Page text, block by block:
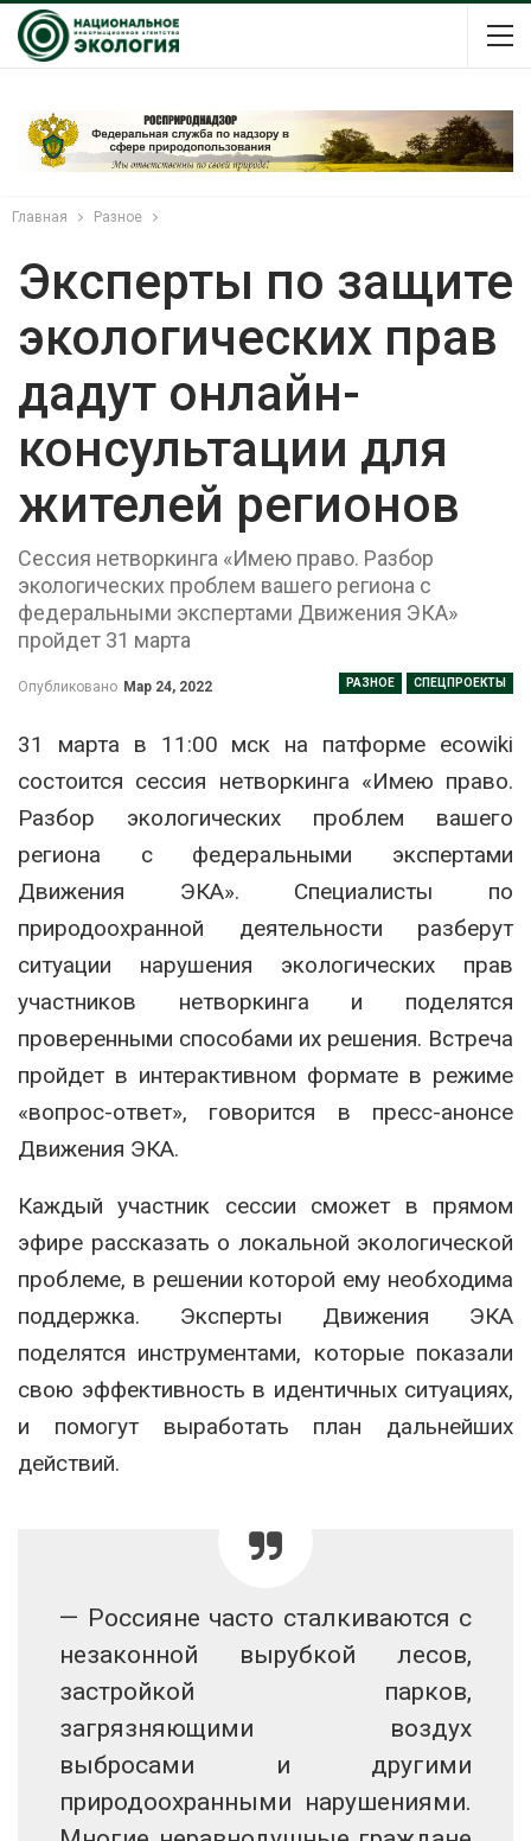
Главная Разное
Эксперты по защите
экологических прав
дадут онлайн-
консультации для
жителей регионов
Сессия нетворкинга «Имею право. Разбор
экологических проблем вашего региона с
федеральными экспертами Движения ЭКА»
пройдет 31 марта
РАЗНОЕ СПЕЦПРОЕКТЫ
Опубликовано Мар 24, 2022
31 марта в 11:00 мск на патформе ecowiki
состоится сессия нетворкинга «Имею право.
Разбор экологических проблем вашего
региона с федеральными экспертами
Движения ЭКА». Специалисты по
природоохранной деятельности разберут
ситуации нарушения экологических прав
участников нетворкинга и поделятся
проверенными способами их решения. Встреча
пройдет в интерактивном формате в режиме
«вопрос-ответ», говорится в пресс-анонсе
Движения ЭКА.
Каждый участник сессии сможет в прямом
эфире рассказать о локальной экологической
проблеме, в решении которой ему необходима
поддержка. Эксперты Движения ЭКА
поделятся инструментами, которые показали
свою эффективность в идентичных ситуациях,
и помогут выработать план дальнейших
действий.
— Россияне часто сталкиваются с
незаконной вырубкой лесов,
застройкой парков,
загрязняющими воздух
выбросами и другими
природоохранными нарушениями.